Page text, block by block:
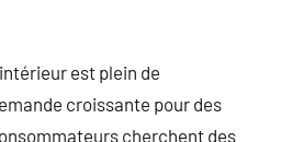
est plein de
croissante pour des
cherchent des